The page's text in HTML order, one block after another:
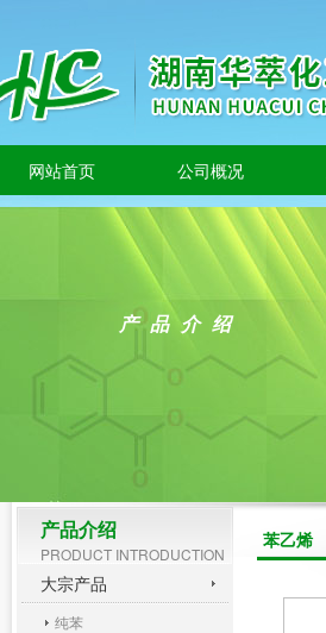
网站首页 公司概况
产品介绍
产品介绍
PRODUCT INTRODUCTION
大宗产品
纯苯
苯乙烯